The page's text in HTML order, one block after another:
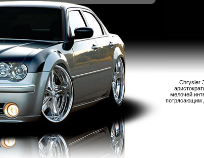
Chrysler
мелочей
потрясающим